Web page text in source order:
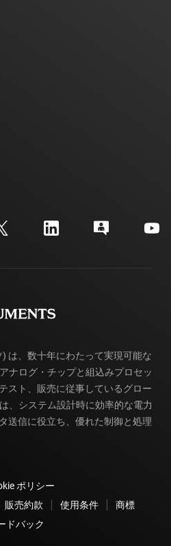
ーラム
ンター
は、数十年にわたって実現可能な
ナログ・チップと組込みプロセッ
スト、販売に従事しているグロー
、システム設計時に効率的な電力
送信に役立ち、優れた制御と処理
ポリシー
販売約款 使用条件
商標
ドバック